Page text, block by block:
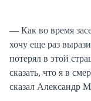
— Как во время
хочу еще раз
потерял в этой
сказать, что я в
сказал Александр